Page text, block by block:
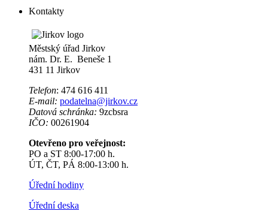
Kontakty
Městský úřad Jirkov
nám. Dr. E. Beneše 1
431 11 Jirkov
Telefon: 474 616 411
E-mail: podatelna@jirkov.cz
Datová schránka: 9zcbsra
IČO: 00261904
Otevřeno pro veřejnost:
PO a ST 8:00-17:00 h.
ÚT, ČT, PÁ 8:00-13:00 h.
Úřední hodiny
Úřední deska